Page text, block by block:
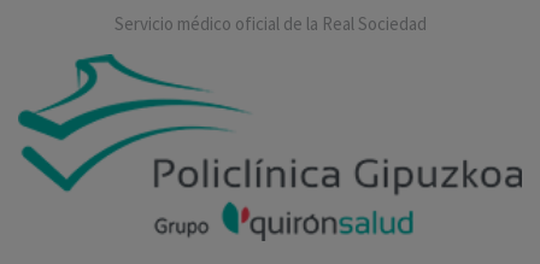
Servicio médico oficial de la Real Sociedad